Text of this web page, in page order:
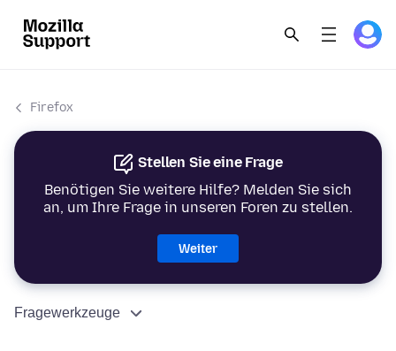
Firefox
Stellen Sie eine Frage
Benötigen Sie weitere Hilfe? Melden Sie sich
an, um Ihre Frage in unseren Foren zu stellen.
Weiter
Fragewerkzeuge